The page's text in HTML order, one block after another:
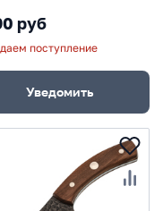
руб
поступление
Уведомить